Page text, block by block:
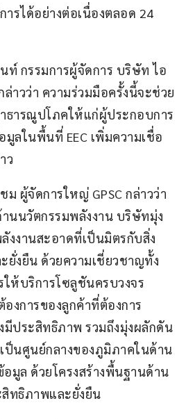
รได้อย่างต่อเนื่องตลอด 24
กรรมการผู้จัดการ บริษัท ไอ
าวว่า ความร่วมมือครั้งนี้จะช่วย
ธารณูปโภคให้แก่ผู้ประกอบการ
ลในพื้นที่ EEC เพิ่มความเชื่อ
ว
ผู้จัดการใหญ่ GPSC กล่าวว่า
นนวัตกรรมพลังงาน บริษัทมุ่ง
งงานสะอาดที่เป็นมิตรกับสิ่ง
ยั่งยืน ด้วยความเชี่ยวชาญทั้ง
ให้บริการโซลูชันครบวงจร
งการของลูกค้าที่ต้องการ
มีประสิทธิภาพ รวมถึงมุ่งผลักดัน
ป็นศูนย์กลางของภูมิภาคในด้าน
มูล ด้วยโครงสร้างพื้นฐานด้าน
ทธิภาพและยั่งยืน